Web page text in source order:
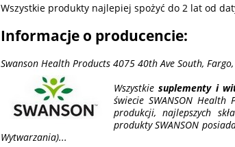
Wszystkie produkty najlepiej spożyć do 2 lat od
Informacje o producencie:
Swanson Health Products 4075 40th Ave South,
Wszystkiesuplementy i
świecie SWANSON
produkcji, najlepszych
produkty SWANSON
Wytwarzania)...